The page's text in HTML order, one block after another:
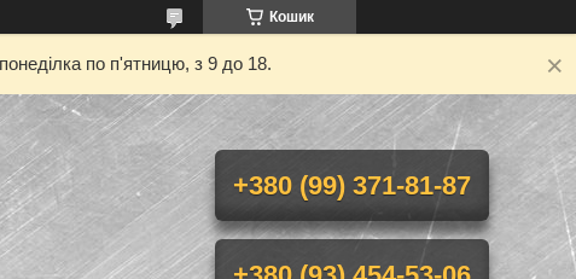
Кошик
по п'ятницю, з 9 до 18.
+380 (99) 371-81-87